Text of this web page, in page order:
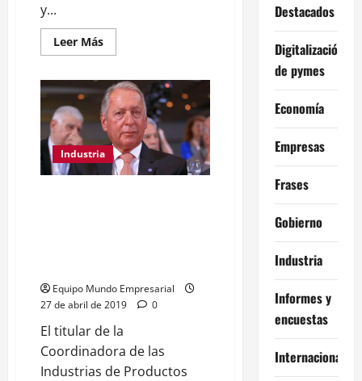
y...
Leer MásLeer
más
Desde
el
Consejo
Interamericano
de
Comercio
y
Producción,
el
Industria
Equipo Mundo Empresarial
27 de abril de 2019
0
El titular de la
Coordinadora de las
Industrias de Productos
Destacados
Digitalización
de pymes
Economía
Empresas
Frases
Gobierno
Industria
Informes y
encuestas
Internacional